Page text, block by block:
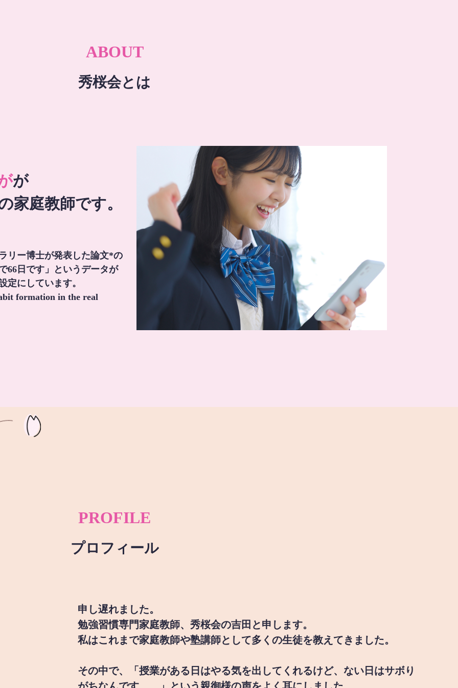
ABOUT
秀桜会とは
が
家庭教師です。
リー博士が発表した論文*の
66日です」というデータが
定にしています。
formation in the real
PROFILE
プロフィール
申し遅れました。
勉強習慣専門家庭教師、秀桜会の吉田と申します。
私はこれまで家庭教師や塾講師として多くの生徒を教えてきました。
その中で、「授業がある日はやる気を出してくれるけど、ない日はサボり